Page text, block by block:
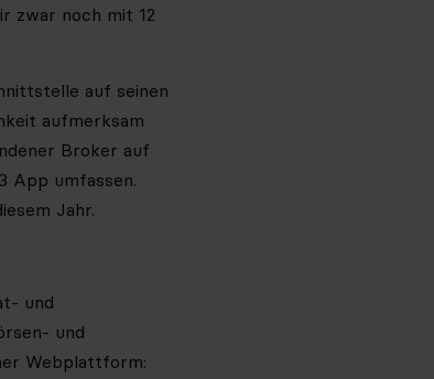
zwar noch mit 12
auf seinen
aufmerksam
Broker auf
App umfassen.
Jahr.
und
und
Webplattform: